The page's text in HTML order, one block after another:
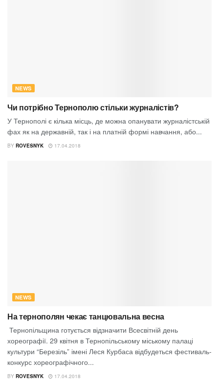
NEWS
Чи потрібно Тернополю стільки журналістів?
У Тернополі є кілька місць, де можна опанувати журналістській
фах як на державній, так і на платній формі навчання, або...
BY ROVESNYK 17.04.2018
NEWS
На тернополян чекає танцювальна весна
Тернопільщина готується відзначити Всесвітній день
хореографії. 29 квітня в Тернопільському міському палаці
культури “Березіль” імені Леся Курбаса відбудеться фестиваль-
конкурс хореографічного...
BY ROVESNYK 17.04.2018